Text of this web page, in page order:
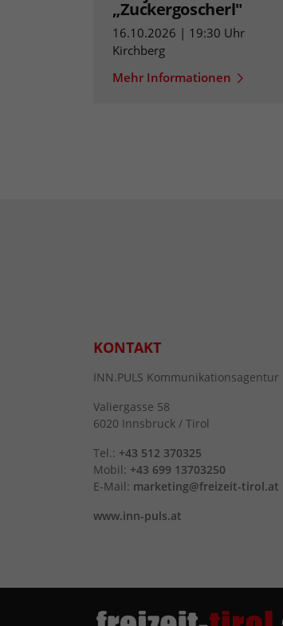
„Zuckergoscherl"
16.10.2026 | 19:30 Uhr
Kirchberg
Mehr Informationen
KONTAKT
INN.PULS Kommunikationsagentur
Valiergasse 58
6020 Innsbruck / Tirol
Tel.: +43 512 370325
Mobil: +43 699 13703250
E-Mail: marketing@freizeit-tirol.at
www.inn-puls.at